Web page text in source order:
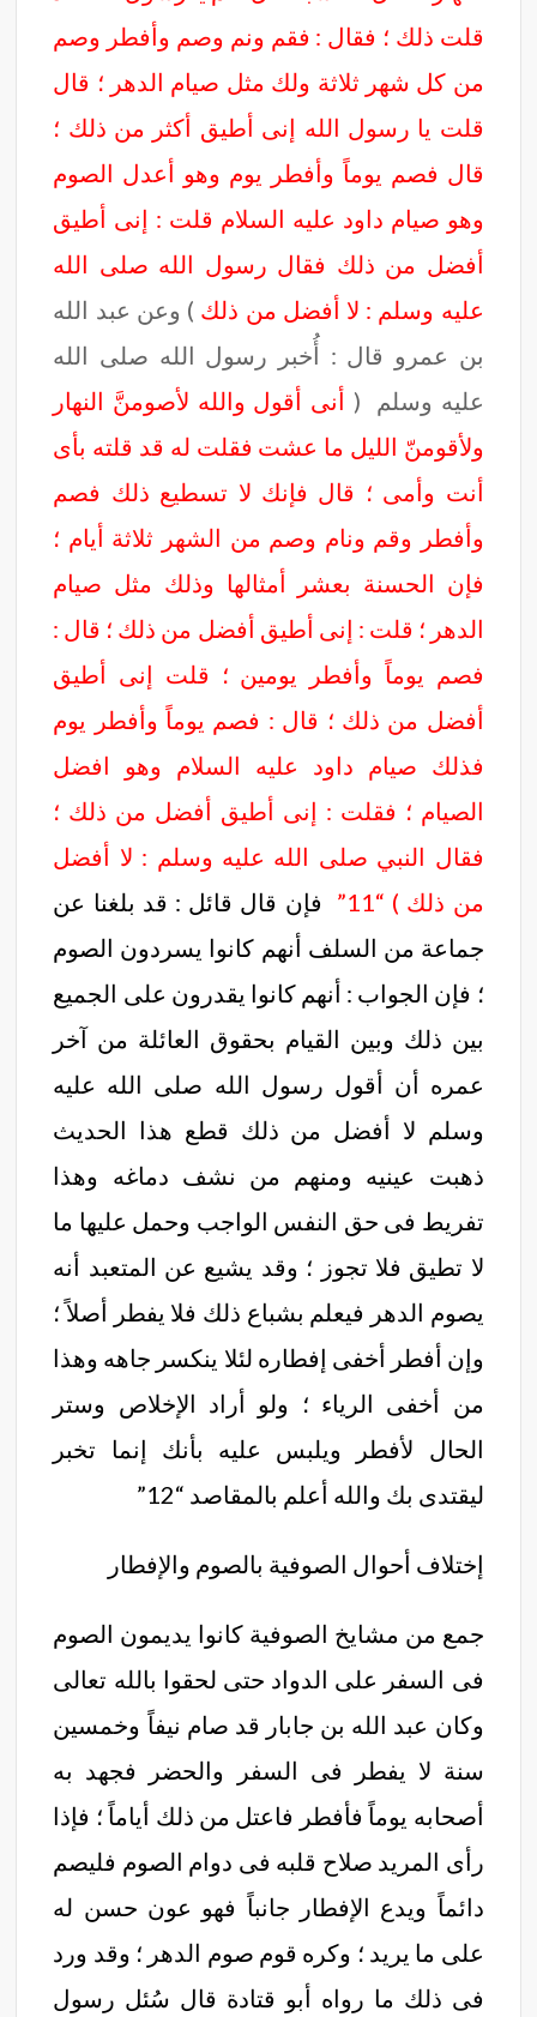
قلت ذلك ؛ فقال : فقم ونم وصم وأفطر وصم
من كل شهر ثلاثة ولك مثل صيام الدهر ؛ قال
قلت يا رسول الله إنى أطيق أكثر من ذلك ؛
قال فصم يوماً وأفطر يوم وهو أعدل الصوم
وهو صيام داود عليه السلام قلت : إنى أطيق
أفضل من ذلك فقال رسول الله صلى الله
عليه وسلم : لا أفضل من ذلك ) وعن عبد الله
بن عمرو قال : أُخبر رسول الله صلى الله
عليه وسلم ( أنى أقول والله لأصومنَّ النهار
ولأقومنّ الليل ما عشت فقلت له قد قلته بأى
أنت وأمى ؛ قال فإنك لا تسطيع ذلك فصم
وأفطر وقم ونام وصم من الشهر ثلاثة أيام ؛
فإن الحسنة بعشر أمثالها وذلك مثل صيام
الدهر ؛ قلت : إنى أطيق أفضل من ذلك ؛ قال :
فصم يوماً وأفطر يومين ؛ قلت إنى أطيق
أفضل من ذلك ؛ قال : فصم يوماً وأفطر يوم
فذلك صيام داود عليه السلام وهو افضل
الصيام ؛ فقلت : إنى أطيق أفضل من ذلك ؛
فقال النبي صلى الله عليه وسلم : لا أفضل
من ذلك ) “11”
فإن قال قائل : قد بلغنا عن
جماعة من السلف أنهم كانوا يسردون الصوم
؛ فإن الجواب : أنهم كانوا يقدرون على الجميع
بين ذلك وبين القيام بحقوق العائلة من آخر
عمره أن أقول رسول الله صلى الله عليه
وسلم لا أفضل من ذلك قطع هذا الحديث
ذهبت عينيه ومنهم من نشف دماغه وهذا
تفريط فى حق النفس الواجب وحمل عليها ما
لا تطيق فلا تجوز ؛ وقد يشيع عن المتعبد أنه
يصوم الدهر فيعلم بشباع ذلك فلا يفطر أصلاً ؛
وإن أفطر أخفى إفطاره لئلا ينكسر جاهه وهذا
من أخفى الرياء ؛ ولو أراد الإخلاص وستر
الحال لأفطر ويلبس عليه بأنك إنما تخبر
ليقتدى بك والله أعلم بالمقاصد “12”
إختلاف أحوال الصوفية بالصوم والإفطار
جمع من مشايخ الصوفية كانوا يديمون الصوم
فى السفر على الدواد حتى لحقوا بالله تعالى
وكان عبد الله بن جابار قد صام نيفاً وخمسين
سنة لا يفطر فى السفر والحضر فجهد به
أصحابه يوماً فأفطر فاعتل من ذلك أياماً ؛ فإذا
رأى المريد صلاح قلبه فى دوام الصوم فليصم
دائماً ويدع الإفطار جانباً فهو عون حسن له
على ما يريد ؛ وكره قوم صوم الدهر ؛ وقد ورد
فى ذلك ما رواه أبو قتادة قال سُئل رسول